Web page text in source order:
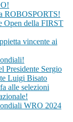
ROBOSPORTS!
Open della FIRST
vincente ai
Presidente Sergio
Luigi Bisato
alle selezioni
WRO 2024